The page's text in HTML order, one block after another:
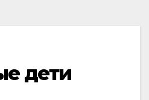
дети